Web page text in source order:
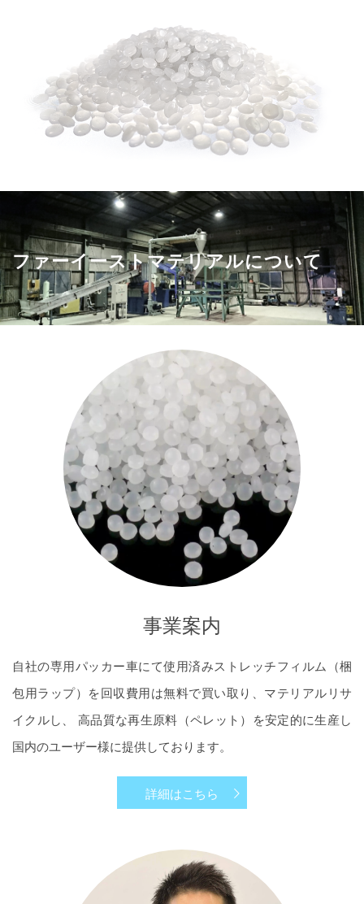
ファーイーストマテリアルについて
事業案内
自社の専用パッカー車にて使用済みストレッチフィルム（梱
包用ラップ）を回収費用は無料で買い取り、マテリアルリサ
イクルし、 高品質な再生原料（ペレット）を安定的に生産し
国内のユーザー様に提供しております。
詳細はこちら